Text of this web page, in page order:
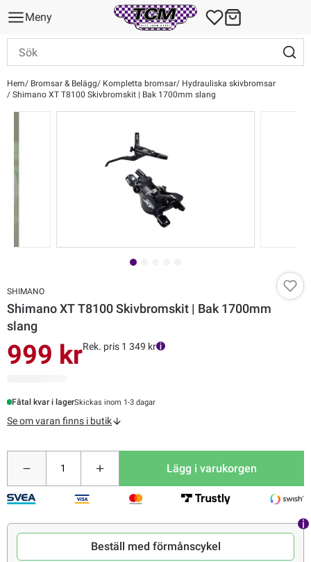
Meny
Hem Bromsar & Belägg Kompletta bromsar
Hydrauliska skivbromsar
Shimano XT T8100 Skivbromskit | Bak 1700mm slang
SHIMANO
Shimano XT T8100 Skivbromskit | Bak 1700mm
slang
999 krRek. pris 1 349 kr
Fåtal kvar i lagerSkickas inom 1-3 dagar
Se om varan finns i butik
Lägg i varukorgen
Beställ med förmånscykel